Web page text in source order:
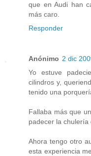
que en Audi han
más caro.
Responder
Anónimo 2 dic
Yo estuve
cilindros y,
tenido una
Fallaba más que
padecer la chulería
Ahora tengo otro
esta experiencia